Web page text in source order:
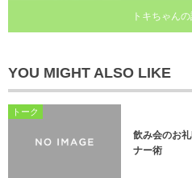
トキちゃん
YOU MIGHT ALSO LIKE
トーク
飲み会のお
ナー術